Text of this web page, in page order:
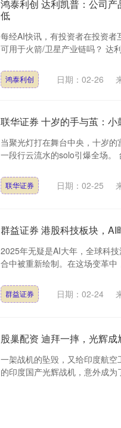
鸿泰利创 达利凯普：公司
低
每经AI快讯，有投资者在投资
可用于火箭/卫星产业链吗？ 达
鸿泰利创 日期：02-26
联华证券 十岁的手与茧：
当聚光灯打在舞台中央，十岁
一段行云流水的solo引爆全场。
联华证券 日期：02-25
群益证券 港股科技板块，AI
2025年无疑是AI大年，全球科
合中被重新绘制。在这场变革
群益证券 日期：02-24
股巢配资 迪拜一摔，光辉
一架战机的坠毁，又给印度航
的印度国产光辉战机，意外成